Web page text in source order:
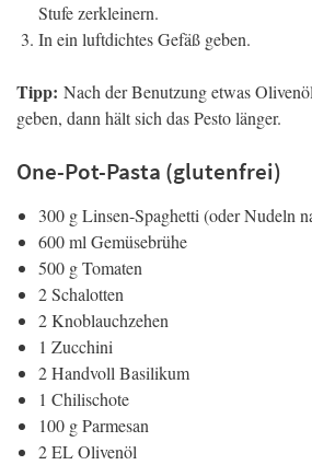
Stufe zerkleinern.
In ein luftdichtes Gefäß geben.
Tipp: Nach der Benutzung etwas
geben, dann hält sich das Pesto länger.
One-Pot-Pasta (glutenfrei)
300 g Linsen-Spaghetti (oder Nudeln
600 ml Gemüsebrühe
500 g Tomaten
2 Schalotten
2 Knoblauchzehen
1 Zucchini
2 Handvoll Basilikum
1 Chilischote
100 g Parmesan
2 EL Olivenöl